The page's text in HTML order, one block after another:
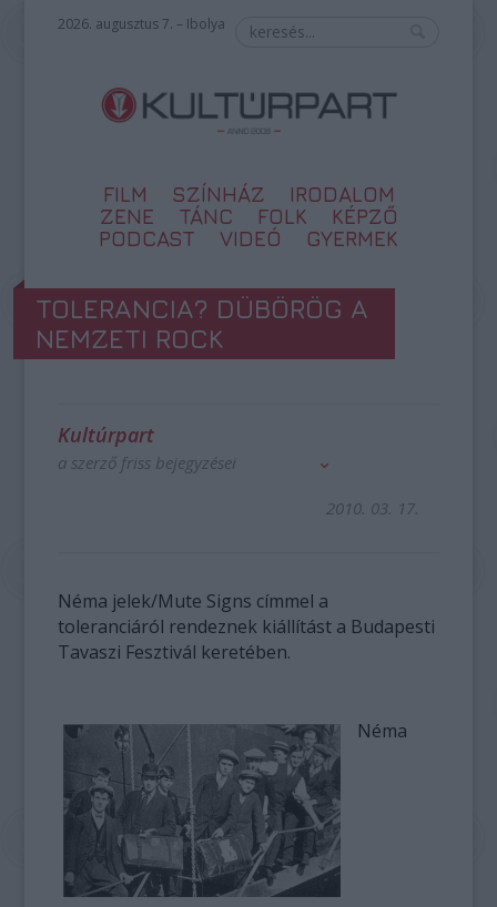
2026. augusztus 7. – Ibolya
FILM SZÍNHÁZ
IRODALOM
ZENE
TÁNC FOLK
KÉPZŐ
PODCAST
VIDEÓ GYERMEK
TOLERANCIA? DÜBÖRÖG A
NEMZETI ROCK
Kultúrpart
a szerző friss bejegyzései
2010. 03. 17.
Néma jelek/Mute Signs címmel a
toleranciáról rendeznek kiállítást a Budapesti
Tavaszi Fesztivál keretében.
Néma